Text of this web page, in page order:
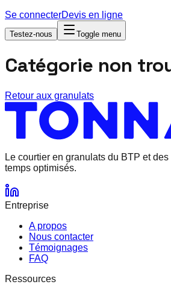
Se connecterDevis en ligne
Testez-nous Toggle menu
Catégorie non
Retour aux granulats
Le courtier en granulats du BTP et des
temps optimisés.
Entreprise
A propos
Nous contacter
Témoignages
FAQ
Ressources